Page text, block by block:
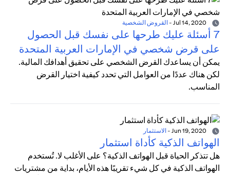
- القروض الشخصية
7 أسئلة عليك طرحها على نفسك قبل الحصول
على قرض شخصي في الإمارات العربية المتحدة
يمكن أن يساعدك القرض الشخصي على تحقيق أهدافك المالية.
لكن هناك عددًا من العوامل التي تحدد كيفية اختيار القرض
المناسب.
- الاستثمار
الهواتف الذكية كأداة استثمار
هل تتذكر الحياة قبل الهواتف الذكية؟ على الأغلب لا. تُستخدم
الهواتف الذكية في كل شيء تقريبًا هذه الأيام، بداية من مشتريات